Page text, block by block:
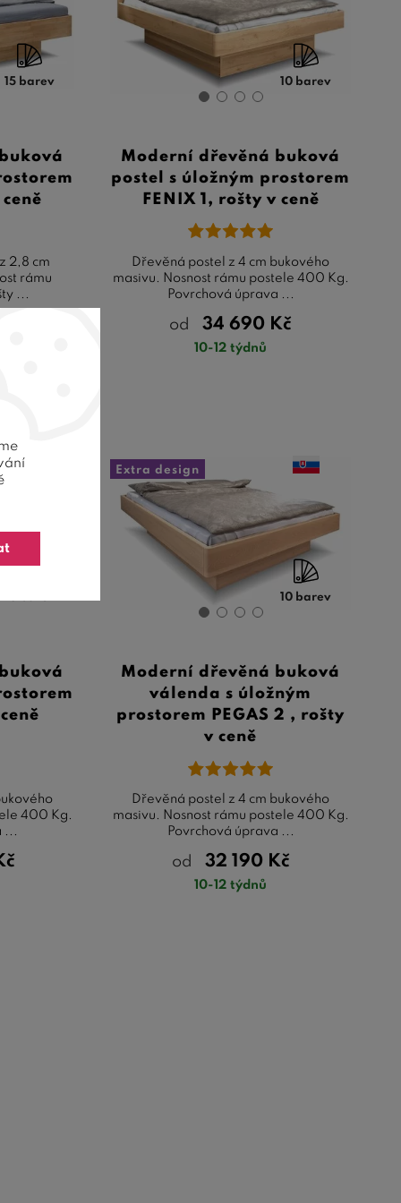
15 barev
2,8 cm
rámu
...
10 barev
Moderní dřevěná buková
postel s úložným prostorem
FENIX 1, rošty v ceně
Dřevěná postel z 4 cm bukového
masivu. Nosnost rámu postele 400 Kg.
Povrchová úprava ...
od 34 690 Kč
10-12 týdnů
400 Kg.
...
Extra design
10 barev
Moderní dřevěná buková
válenda s úložným
prostorem PEGAS 2 , rošty
v ceně
Dřevěná postel z 4 cm bukového
masivu. Nosnost rámu postele 400 Kg.
Povrchová úprava ...
od 32 190 Kč
10-12 týdnů